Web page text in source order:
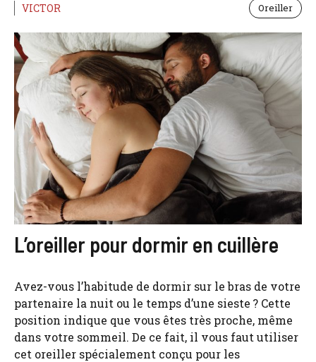
VICTOR Oreiller
L’oreiller pour dormir en cuillère
Avez-vous l’habitude de dormir sur le bras de votre
partenaire la nuit ou le temps d’une sieste ? Cette
position indique que vous êtes très proche, même
dans votre sommeil. De ce fait, il vous faut utiliser
cet oreiller spécialement conçu pour les